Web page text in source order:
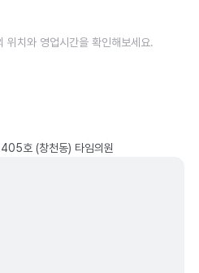
위치와 영업시간을 확인해보세요.
호 (창천동) 타임의원